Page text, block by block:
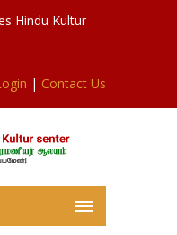
Hindu Kultur
| Contact Us